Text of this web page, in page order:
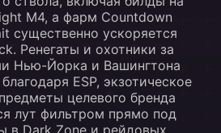
M4, а фарм Countdown
существенно ускоряется
Ренегаты и охотники за
Нью-Йорка и Вашингтона
ESP, экзотическое
целевого бренда
лут фильтром прямо под
в Dark Zone и рейдовых